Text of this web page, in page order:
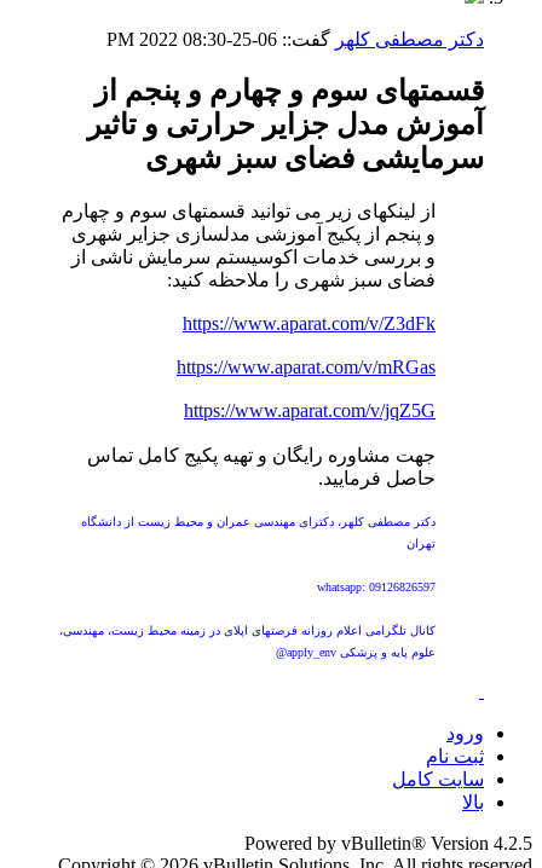
دکتر مصطفی کلهر گفت:: 06-25-2022
08:30 PM
قسمتهای سوم و چهارم و پنجم از
آموزش مدل جزایر حرارتی و تاثیر
سرمایشی فضای سبز شهری
از لینکهای زیر می توانید قسمتهای سوم و چهارم
و پنجم از پکیج آموزشی مدلسازی جزایر شهری
و بررسی خدمات اکوسیستم سرمایش ناشی از
فضای سبز شهری را ملاحظه کنید:
https://www.aparat.com/v/Z3dFk
https://www.aparat.com/v/mRGas
https://www.aparat.com/v/jqZ5G
جهت مشاوره رایگان و تهیه پکیج کامل تماس
حاصل فرمایید.
دکتر مصطفی کلهر، دکترای مهندسی عمران و محیط زیست از دانشگاه
تهران
whatsapp: 09126826597
کانال تلگرامی اعلام روزانه فرصتهای اپلای در زمینه محیط زیست، مهندسی،
علوم پایه و پزشکی apply_env@
ورود
ثبت نام
سایت کامل
بالا
Powered by vBulletin® Version 4.2.5